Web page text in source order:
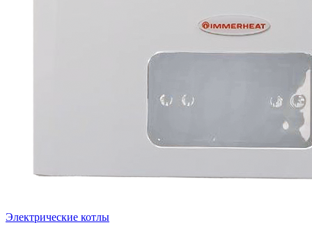
Электрические котлы